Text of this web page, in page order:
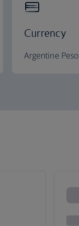
Currency
Argentine Peso